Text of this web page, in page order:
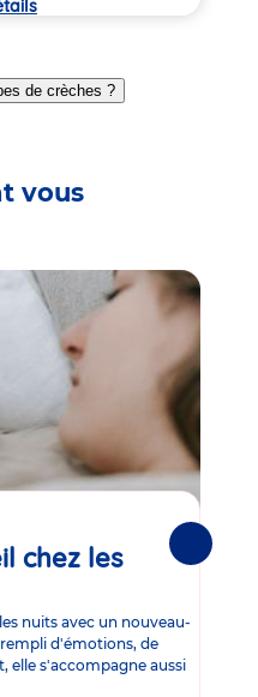
de crèches ?
vous
chez les
nuits avec un nouveau-
d'émotions, de
elle s'accompagne aussi